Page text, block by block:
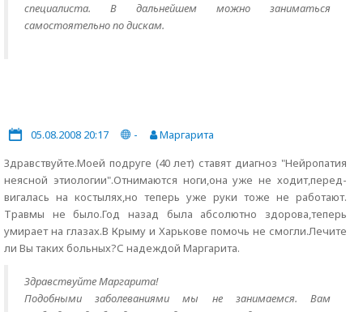
специалиста. В дальнейшем можно заниматься
самостоятельно по дискам.
05.08.2008 20:17 -
Маргарита
Здравствуйте.Моей подруге (40 лет) ставят диагноз "Нейропатия
неясной этиологии".Отнимаются ноги,она уже не ходит,перед-
вигалась на костылях,но теперь уже руки тоже не работают.
Травмы не было.Год назад была абсолютно здорова,теперь
умирает на глазах.В Крыму и Харькове помочь не смогли.Лечите
ли Вы таких больных?С надеждой Маргарита.
Здравствуйте Маргарита!
Подобными заболеваниями мы не занимаемся. Вам